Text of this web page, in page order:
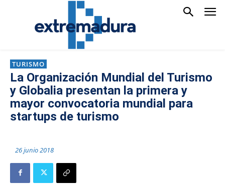
TURISMO
La Organización Mundial del Turismo
y Globalia presentan la primera y
mayor convocatoria mundial para
startups de turismo
26 junio 2018